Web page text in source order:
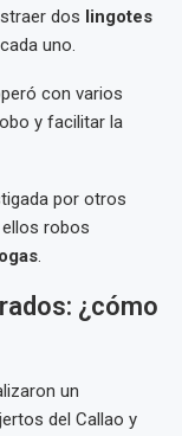
dos lingotes
uno.
con varios
y facilitar la
por otros
robos
¿cómo
un
del Callao y